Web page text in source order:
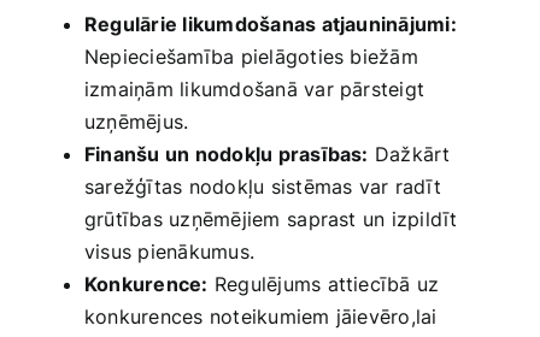
Regulārie‌ likumdošanas atjauninājumi:
Nepieciešamība pielāgoties ​biežām
izmaiņām likumdošanā ​var pārsteigt ​
uzņēmējus.
Finanšu ​un nodokļu prasības: Dažkārt
sarežģītas nodokļu sistēmas var radīt
grūtības uzņēmējiem ⁢saprast un izpildīt
visus pienākumus.
Konkurence: Regulējums attiecībā uz
‍konkurences noteikumiem jāievēro,lai